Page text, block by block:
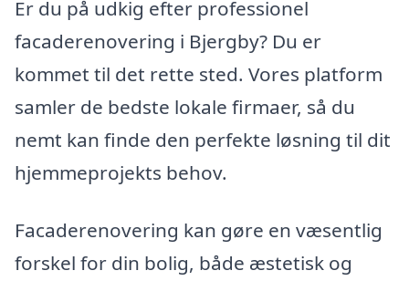
Er du på udkig efter professionel
facaderenovering i Bjergby? Du er
kommet til det rette sted. Vores platform
samler de bedste lokale firmaer, så du
nemt kan finde den perfekte løsning til dit
hjemmeprojekts behov.
Facaderenovering kan gøre en væsentlig
forskel for din bolig, både æstetisk og